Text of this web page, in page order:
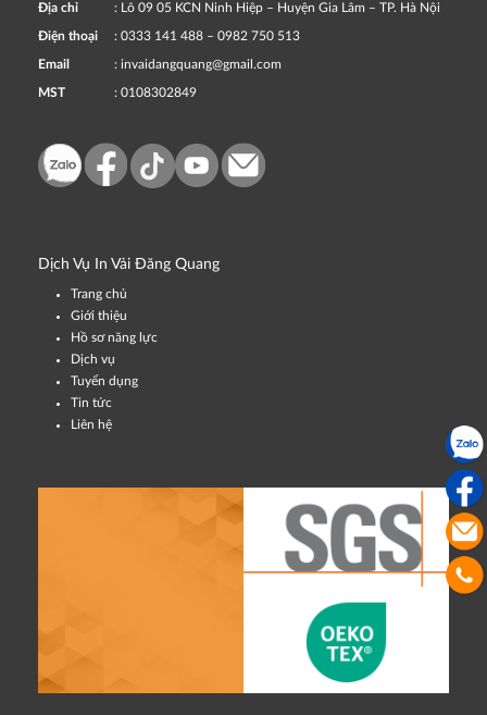
Địa chỉ : Lô 09 05 KCN Ninh Hiệp – Huyện Gia Lâm – TP. Hà Nội
Điện thoại : 0333 141 488 – 0982 750 513
Email : invaidangquang@gmail.com
MST : 0108302849
Dịch Vụ In Vải Đăng Quang
Trang chủ
Giới thiệu
Hồ sơ năng lực
Dịch vụ
Tuyển dụng
Tin tức
Liên hệ